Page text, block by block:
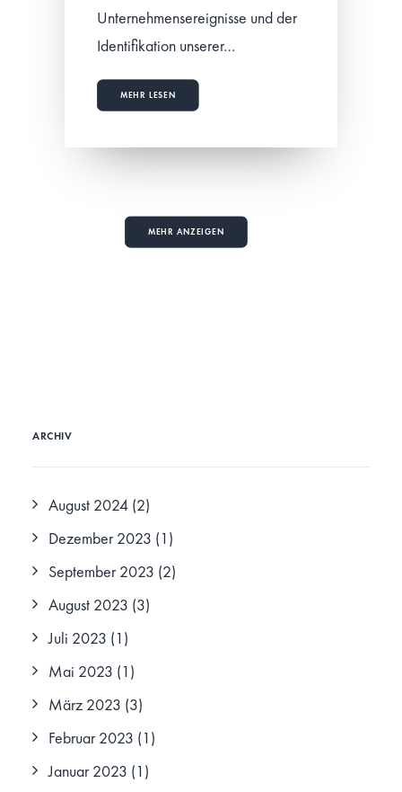
Unternehmensereignisse und der
Identifikation unserer…
MEHR LESEN
MEHR ANZEIGEN
ARCHIV
August 2024 (2)
Dezember 2023 (1)
September 2023 (2)
August 2023 (3)
Juli 2023 (1)
Mai 2023 (1)
März 2023 (3)
Februar 2023 (1)
Januar 2023 (1)